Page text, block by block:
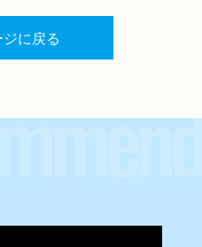
に戻る